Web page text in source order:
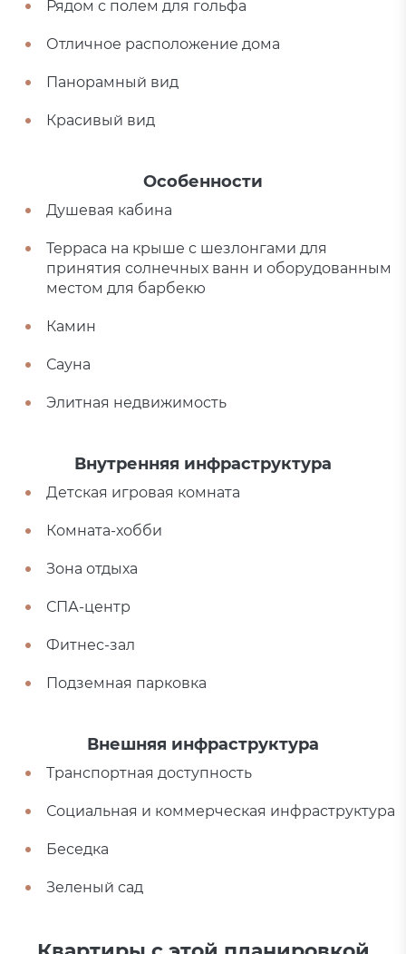
Рядом с полем для гольфа
Отличное расположение дома
Панорамный вид
Красивый вид
Особенности
Душевая кабина
Терраса на крыше с шезлонгами для
принятия солнечных ванн и оборудованным
местом для барбекю
Камин
Сауна
Элитная недвижимость
Внутренняя инфраструктура
Детская игровая комната
Комната-хобби
Зона отдыха
СПА-центр
Фитнес-зал
Подземная парковка
Внешняя инфраструктура
Транспортная доступность
Социальная и коммерческая инфраструктура
Беседка
Зеленый сад